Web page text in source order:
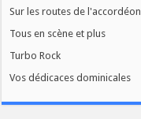
Sur les routes de l'accordéon
Tous en scène et plus
Turbo Rock
Vos dédicaces dominicales